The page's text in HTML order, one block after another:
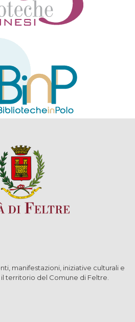
manifestazioni, iniziative culturali e
territorio del Comune di Feltre.